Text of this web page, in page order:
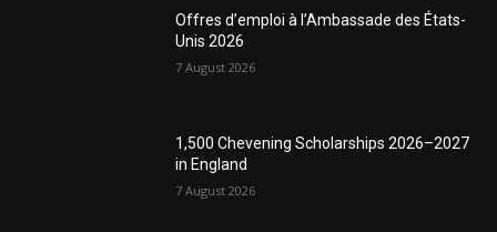
Offres d’emploi à l’Ambassade des États-
Unis 2026
7 August 2026
1,500 Chevening Scholarships 2026–2027
in England
7 August 2026